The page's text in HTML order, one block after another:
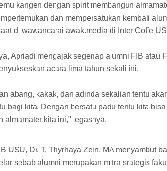
kangen dengan spirit membangun
dan mempersatukan kembali
di wawancarai awak.media di Inter Coffe
Apriadi mengajak segenap alumni FIB atau
acara lima tahun sekali ini.
abang, kakak, dan adinda sekalian tentu
bagi kita. Dengan bersatu padu tentu kita
almamater kita ini," tegasnya.
USU, Dr. T. Thyrhaya Zein, MA menyambut
sebab alumni merupakan mitra srategis